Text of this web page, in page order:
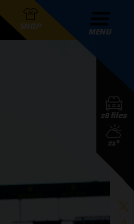
SHOP
MENU
28 files
21°